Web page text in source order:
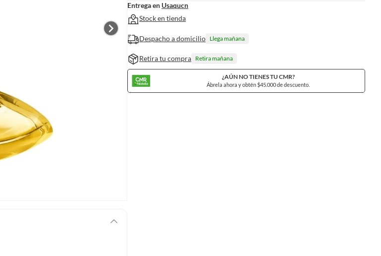
Entrega en Usaqucn
Stock en tienda
Despacho a domicilio Llega mañana
Retira tu compra Retira mañana
¿AÚN NO TIENES TU CMR?
Ábrela ahora y obtén $45.000 de descuento.